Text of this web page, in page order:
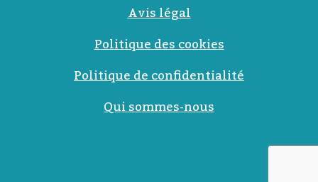
Avis légal
Politique des cookies
Politique de confidentialité
Qui sommes-nous